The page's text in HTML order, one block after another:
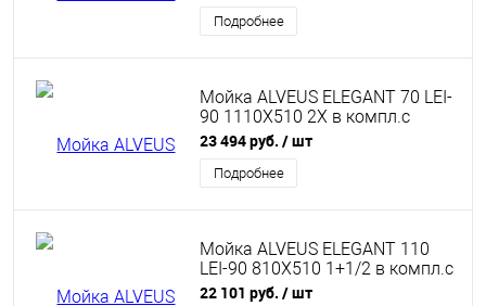
Подробнее
Мойка ALVEUS ELEGANT 70 LEI-
90 1110X510 2X в компл.с
сифоном 1130555
23 494 руб. / шт
Подробнее
Мойка ALVEUS ELEGANT 110
LEI-90 810X510 1+1/2 в компл.с
сифоном 1130555
22 101 руб. / шт